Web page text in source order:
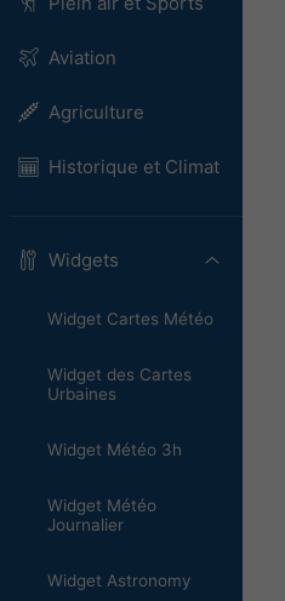
Aviation
Agriculture
Historique et Climat
Widgets
Widget Cartes Météo
Widget des Cartes
Urbaines
Widget Météo 3h
Widget Météo
Journalier
Widget Astronomy